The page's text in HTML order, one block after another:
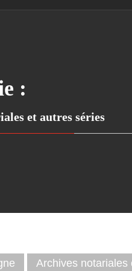
:
et autres séries
Archives notariales